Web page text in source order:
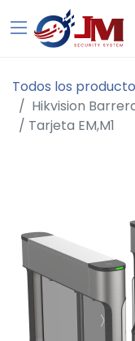
Todos los
Hikvision
/ Tarjeta EM,M1